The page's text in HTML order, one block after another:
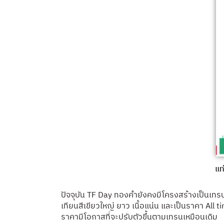
แ
ปัจจุบัน TF Day ทองคำยังคงมีโครงสร้างเป็นเ
เทียนสีเขียวใหญ่ ยาว เนื้อแน่น และเป็นราคา All
ราคามีโอกาสที่จะปรับตัวขึ้นตามเทรนเหมือนเดิม